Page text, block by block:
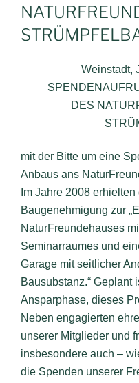
Weinstadt,
DES
mit der Bitte um eine
Anbaus ans
Im Jahre 2008
Baugenehmigung zur
NaturFreundehauses
Seminarraumes und
Garage mit seitlicher
Bausubstanz.“ Geplant
Ansparphase, dieses
Neben engagierten
unserer Mitglieder und
insbesondere auch –
die Spenden unserer